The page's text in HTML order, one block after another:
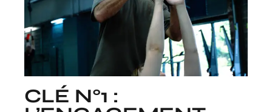
CLÉ N°1 :